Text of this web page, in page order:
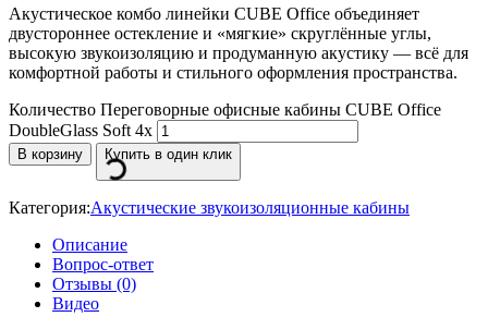
Акустическое комбо линейки CUBE Office объединяет
двустороннее остекление и «мягкие» скруглённые углы,
высокую звукоизоляцию и продуманную акустику — всё для
комфортной работы и стильного оформления пространства.
Количество Переговорные офисные кабины CUBE Office
DoubleGlass Soft 4x
В корзину Купить в один клик
Категория:Акустические звукоизоляционные кабины
Описание
Вопрос-ответ
Отзывы (0)
Видео